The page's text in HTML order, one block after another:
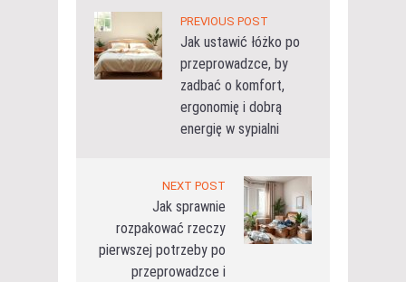
PREVIOUS POST
Jak ustawić łóżko po
przeprowadzce, by
zadbać o komfort,
ergonomię i dobrą
energię w sypialni
NEXT POST
Jak sprawnie
rozpakować rzeczy
pierwszej potrzeby po
przeprowadzce i